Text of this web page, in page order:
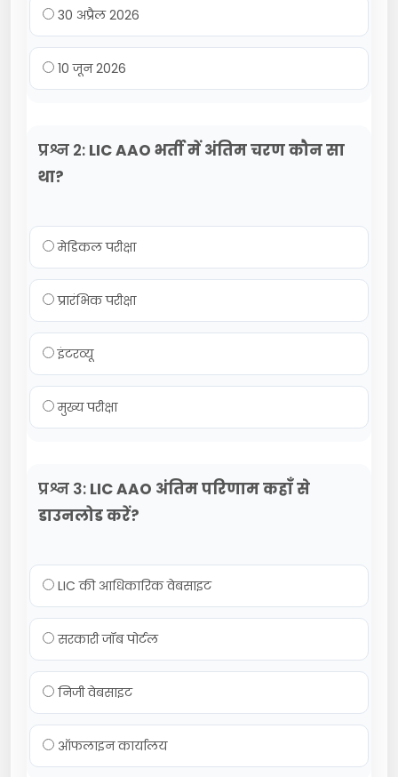
30 अप्रैल 2026
10 जून 2026
प्रश्न 2: LIC AAO भर्ती में अंतिम चरण कौन सा
था?
मेडिकल परीक्षा
प्रारंभिक परीक्षा
इंटरव्यू
मुख्य परीक्षा
प्रश्न 3: LIC AAO अंतिम परिणाम कहाँ से
डाउनलोड करें?
LIC की आधिकारिक वेबसाइट
सरकारी जॉब पोर्टल
निजी वेबसाइट
ऑफलाइन कार्यालय